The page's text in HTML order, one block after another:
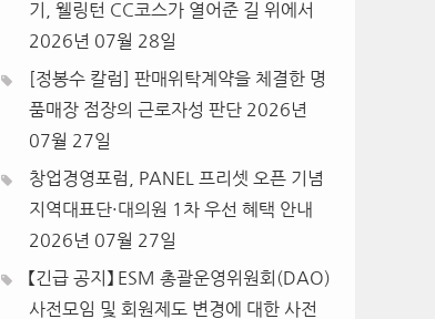
기, 웰링턴 CC코스가 열어준 길 위에서
2026년 07월 28일
[정봉수 칼럼] 판매위탁계약을 체결한 명
품매장 점장의 근로자성 판단 2026년
07월 27일
창업경영포럼, PANEL 프리셋 오픈 기념
지역대표단·대의원 1차 우선 혜택 안내
2026년 07월 27일
【긴급 공지】 ESM 총괄운영위원회(DAO)
사전모임 및 회원제도 변경에 대한 사전